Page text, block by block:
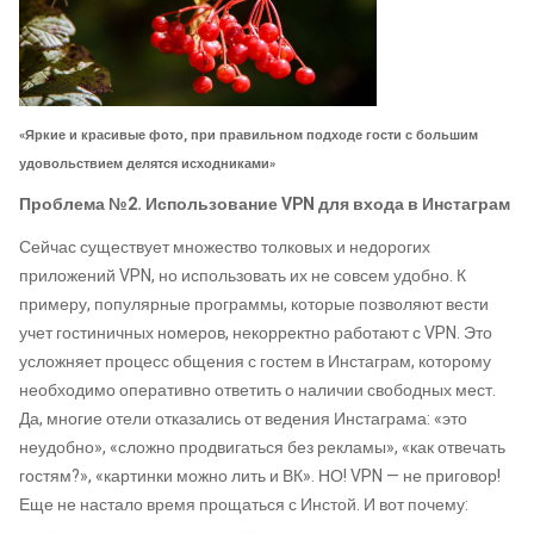
«Яркие и красивые фото, при правильном подходе гости с большим
удовольствием делятся исходниками»
Проблема №2. Использование VPN для входа в Инстаграм
Сейчас существует множество толковых и недорогих
приложений VPN, но использовать их не совсем удобно. К
примеру, популярные программы, которые позволяют вести
учет гостиничных номеров, некорректно работают с VPN. Это
усложняет процесс общения с гостем в Инстаграм, которому
необходимо оперативно ответить о наличии свободных мест.
Да, многие отели отказались от ведения Инстаграма: «это
неудобно», «сложно продвигаться без рекламы», «как отвечать
гостям?», «картинки можно лить и ВК». НО! VPN — не приговор!
Еще не настало время прощаться с Инстой. И вот почему: